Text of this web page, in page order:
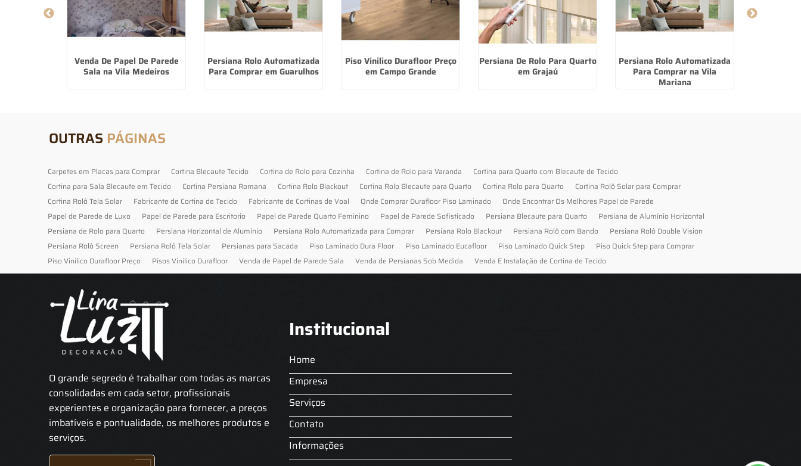
Venda De Papel De Parede
Sala na Vila Medeiros
Persiana Rolo Automatizada
Para Comprar em Guarulhos
Piso Vinilico Durafloor Preço
em Campo Grande
Persiana De Rolo Para Quarto
em Grajaú
Persiana Rolo Automatizada
Para Comprar na Vila
Mariana
OUTRAS PÁGINAS
Carpetes em Placas para Comprar Cortina Blecaute Tecido Cortina de Rolo para Cozinha Cortina de Rolo para Varanda
Cortina para Quarto com Blecaute de Tecido
Cortina para Sala Blecaute em Tecido
Cortina Persiana Romana Cortina Rolo Blackout Cortina Rolo Blecaute para Quarto Cortina Rolo para Quarto
Cortina Rolô Solar para Comprar
Cortina Rolô Tela Solar
Fabricante de Cortina de Tecido Fabricante de Cortinas de Voal Onde Comprar Durafloor Piso Laminado
Onde Encontrar Os Melhores Papel de Parede
Papel de Parede de Luxo
Papel de Parede para Escritorio Papel de Parede Quarto Feminino Papel de Parede Sofisticado Persiana Blecaute para Quarto
Persiana de Alumínio Horizontal
Persiana de Rolo para Quarto
Persiana Horizontal de Alumínio Persiana Rolo Automatizada para Comprar Persiana Rolo Blackout Persiana Rolô com Bando
Persiana Rolô Double Vision
Persiana Rolô Screen
Persiana Rolô Tela Solar Persianas para Sacada Piso Laminado Dura Floor Piso Laminado Eucafloor Piso Laminado Quick Step
Piso Quick Step para Comprar
Piso Vinilico Durafloor Preço
Pisos Vinilico Durafloor Venda de Papel de Parede Sala Venda de Persianas Sob Medida Venda E Instalação de Cortina de Tecido
O grande segredo é trabalhar com todas as marcas
consolidadas em cada setor, profissionais
experientes e organização para fornecer, a preços
imbatíveis e pontualidade, os melhores produtos e
serviços.
Institucional
Home
Empresa
Serviços
Contato
Informações